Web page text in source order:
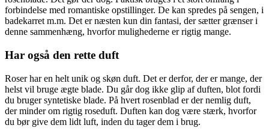
forbindelse med romantiske opstillinger. De kan spredes på sengen, i
badekarret m.m. Det er næsten kun din fantasi, der sætter grænser i
denne sammenhæng, hvorfor mulighederne er rigtig mange.
Har også den rette duft
Roser har en helt unik og skøn duft. Det er derfor, der er mange, der
helst vil bruge ægte blade. Du går dog ikke glip af duften, blot fordi
du bruger syntetiske blade. På hvert rosenblad er der nemlig duft,
der minder om rigtig roseduft. Duften kan dog være stærk, hvorfor
du bør give dem lidt luft, inden du tager dem i brug.